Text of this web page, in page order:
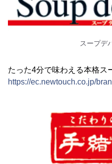
スープデ
たった4分で味わえる本格ス
https://ec.newtouch.co.jp/